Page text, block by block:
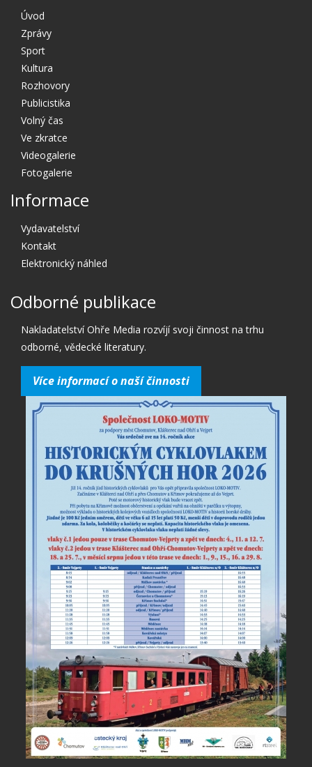
Úvod
Zprávy
Sport
Kultura
Rozhovory
Publicistika
Volný čas
Ve zkratce
Videogalerie
Fotogalerie
Informace
Vydavatelství
Kontakt
Elektronický náhled
Odborné publikace
Nakladatelství Ohře Media rozvíjí svoji činnost na trhu
odborné, vědecké literatury.
Více informací o naší činnosti